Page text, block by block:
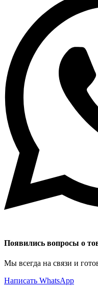
Появились вопросы о
Мы всегда на связи и
Написать WhatsApp